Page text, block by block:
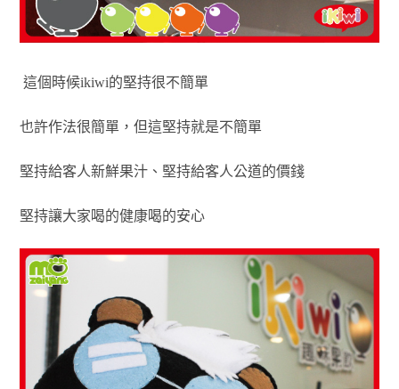
這個時候ikiwi的堅持很不簡單
也許作法很簡單，但這堅持就是不簡單
堅持給客人新鮮果汁、堅持給客人公道的價錢
堅持讓大家喝的健康喝的安心